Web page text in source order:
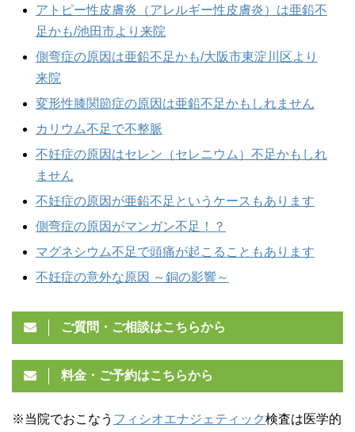
アトピー性皮膚炎（アレルギー性皮膚炎）は亜鉛不
足かも/池田市より来院
側弯症の原因は亜鉛不足かも/大阪市東淀川区より
来院
変形性膝関節症の原因は亜鉛不足かもしれません
カリウム不足で不整脈
不妊症の原因はセレン（セレニウム）不足かもしれ
ません
不妊症の原因が亜鉛不足というケースもあります
側弯症の原因がマンガン不足！？
マグネシウム不足で頭痛が起こることもあります
不妊症の意外な原因 ～銅の影響～
ご質問・ご相談はこちらから
料金・ご予約はこちらから
※当院でおこなう フィシオエナジェティック検査は医学的